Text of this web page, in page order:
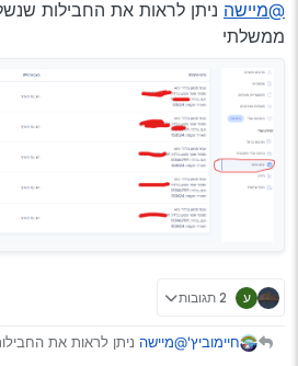
‘נעלמת’ וכדו’, אז כאן תוכלו
דוגמא
@מיישה ניתן לראות את החבילות
ממשלתי
ע 2 תגובות
חיימוביץ'@מיישה ניתן לראות את